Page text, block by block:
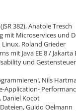
382), Anatole Tresch
mit Microservices und
Roland Grieder
mit Java EE 8 / Jakarta
und
Nils
Application-
Kocot
Guido Oelmann